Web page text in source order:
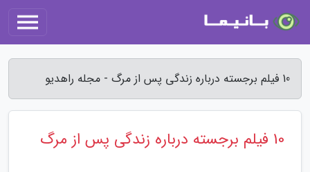
10 فیلم برجسته درباره زندگی پس از مرگ - مجله راهدیو
10 فیلم برجسته درباره زندگی پس از مرگ